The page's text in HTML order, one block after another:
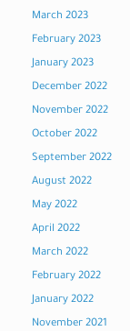
March 2023
February 2023
January 2023
December 2022
November 2022
October 2022
September 2022
August 2022
May 2022
April 2022
March 2022
February 2022
January 2022
November 2021